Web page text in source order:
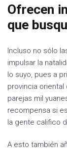
Ofrecen
que
Incluso no sólo
impulsar la
lo suyo, pues a
provincia oriental
parejas mil
recompensa si
la gente califico
A esto también